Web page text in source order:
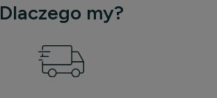
Dlaczego my?